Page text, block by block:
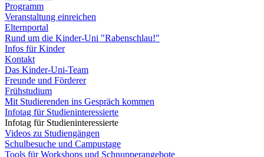
Programm
Veranstaltung einreichen
Elternportal
Rund um die Kinder-Uni "Rabenschlau!"
Infos für Kinder
Kontakt
Das Kinder-Uni-Team
Freunde und Förderer
Frühstudium
Mit Studierenden ins Gespräch kommen
Infotag für Studieninteressierte
Infotag für Studieninteressierte
Videos zu Studiengängen
Schulbesuche und Campustage
Tools für Workshops und Schnupperangebote